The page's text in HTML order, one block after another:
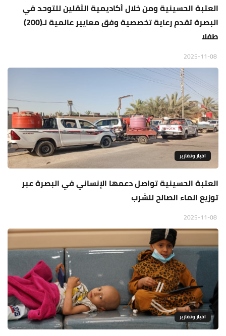
العتبة الحسينية ومن خلال أكاديمية الثقلين للتوحد في
البصرة تقدم رعاية تخصصية وفق معايير عالمية لـ(200)
طفلا
اخبار وتقارير
العتبة الحسينية تواصل دعمها الإنساني في البصرة عبر
توزيع الماء الصالح للشرب
اخبار وتقارير